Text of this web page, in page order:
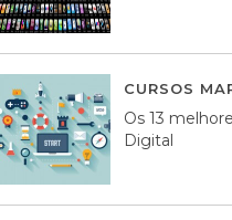
CURSOS
Os 13
Digital